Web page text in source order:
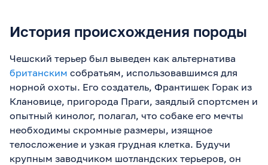
История происхождения породы
Чешский терьер был выведен как альтернатива
британским собратьям, использовавшимся для
норной охоты. Его создатель, Франтишек Горак из
Клановице, пригорода Праги, заядлый спортсмен и
опытный кинолог, полагал, что собаке его мечты
необходимы скромные размеры, изящное
телосложение и узкая грудная клетка. Будучи
крупным заводчиком шотландских терьеров, он